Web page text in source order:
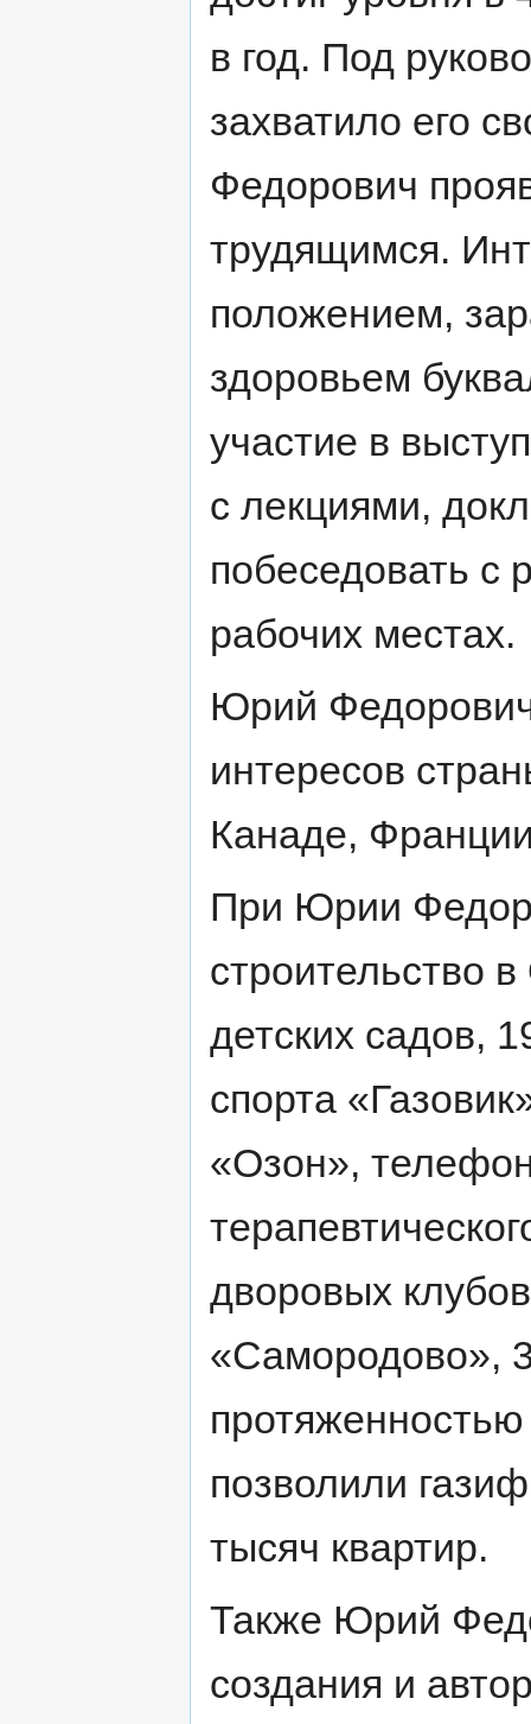
в год. Под
захватило его
Федорович
трудящимся.
положением,
здоровьем
участие в
с лекциями,
побеседовать с
рабочих местах.
Юрий
интересов
Канаде,
При Юрии
строительство
детских садов,
спорта
«Озон»,
дворовых
«Самородово»,
позволили
тысяч квартир.
Также Юрий
создания и